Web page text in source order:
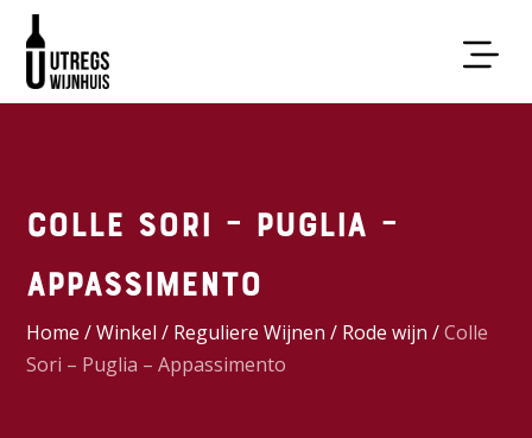
Colle Sori – Puglia –
Appassimento
Home /Winkel / Reguliere Wijnen / Rode wijn /Colle
Sori – Puglia – Appassimento